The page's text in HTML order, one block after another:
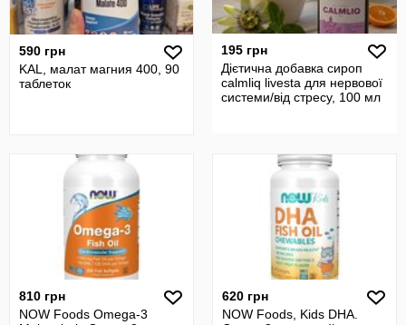
590 грн
KAL, малат магния 400, 90
таблеток
195 грн
Дієтична добавка сироп
calmliq livesta для нервової
системи/від стресу, 100 мл
810 грн
NOW Foods Omega-3
620 грн
NOW Foods, Kids DHA.